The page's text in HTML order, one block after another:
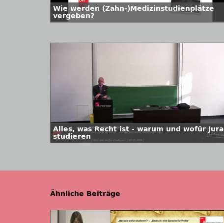
Wie werden (Zahn-)Medizinstudienplätze
vergeben?
Alles, was Recht ist - warum und wofür Jura
studieren
Ähnliche Beiträge